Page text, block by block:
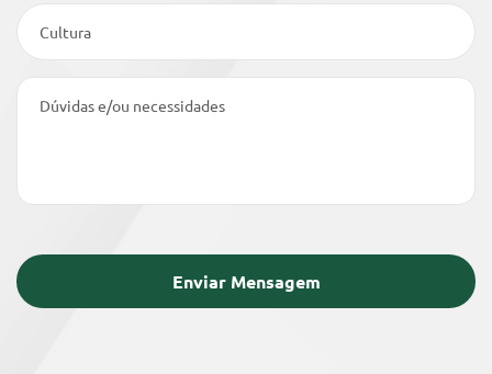
Cultura
Dúvidas e/ou necessidades